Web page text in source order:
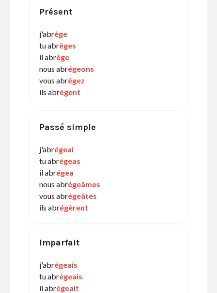
Présent
j'abrège
tu abrèges
il abrège
nous abrégeons
vous abrégez
ils abrègent
Passé simple
j'abrégeai
tu abrégeas
il abrégea
nous abrégeâmes
vous abrégeâtes
ils abrégèrent
Imparfait
j'abrégeais
tu abrégeais
il abrégeait